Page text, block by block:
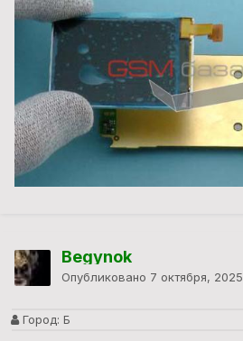
Begynok
Опубликовано 7 октября, 2025
Город: Б